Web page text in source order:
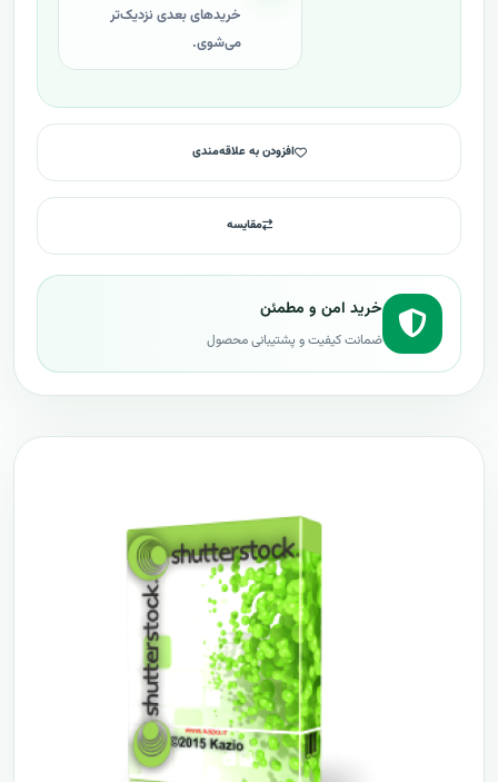
خریدهای بعدی نزدیک‌تر
می‌شوی.
افزودن به علاقه‌مندی
مقایسه
خرید امن و مطمئن
ضمانت کیفیت و پشتیبانی محصول